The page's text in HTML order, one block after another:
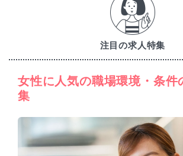
注目の求人特集
女性に人気の職場環境・条件
集